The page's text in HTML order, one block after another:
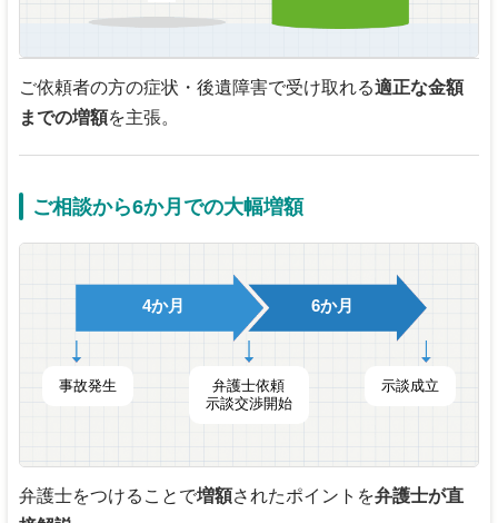
ご依頼者の方の症状・後遺障害で受け取れる適正な金額
までの増額を主張。
ご相談から6か月での大幅増額
4か月 6か月
事故発生
弁護士依頼
示談交渉開始
示談成立
弁護士をつけることで増額されたポイントを弁護士が直